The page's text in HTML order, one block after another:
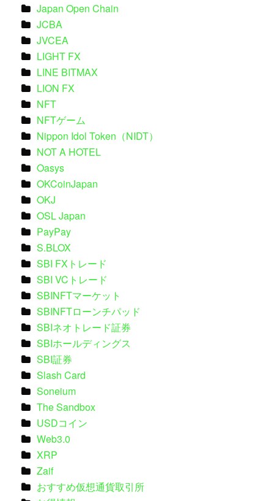
Japan Open Chain
JCBA
JVCEA
LIGHT FX
LINE BITMAX
LION FX
NFT
NFTゲーム
Nippon Idol Token（NIDT）
NOT A HOTEL
Oasys
OKCoinJapan
OKJ
OSL Japan
PayPay
S.BLOX
SBI FXトレード
SBI VCトレード
SBINFTマーケット
SBINFTローンチパッド
SBIネオトレード証券
SBIホールディングス
SBI証券
Slash Card
Soneium
The Sandbox
USDコイン
Web3.0
XRP
Zaif
おすすめ仮想通貨取引所